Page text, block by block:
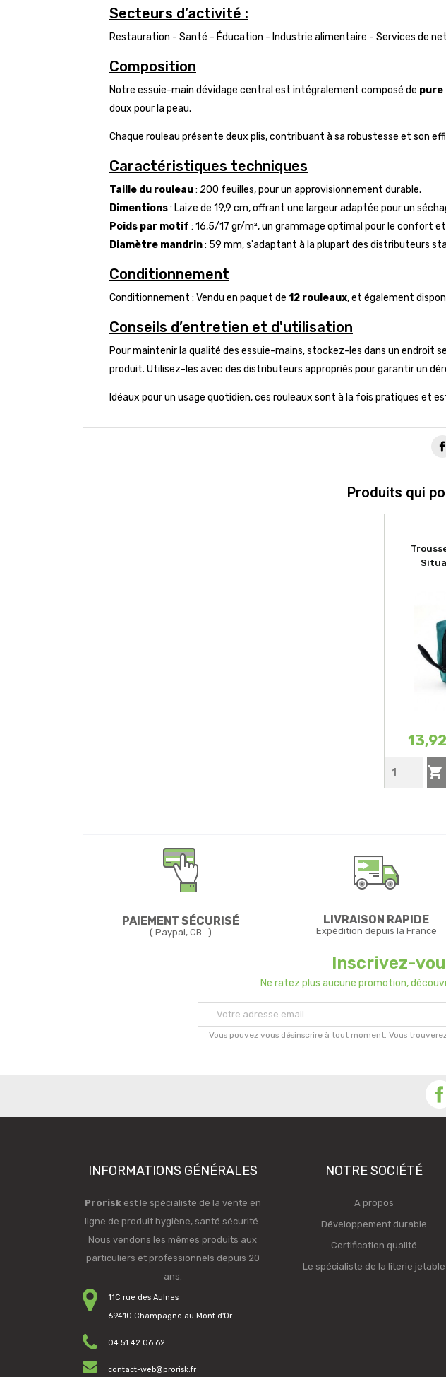
Secteurs d’activité :
Restauration - Santé - Éducation - Industrie alimentaire - Services de
Composition
Notre essuie-main dévidage central est intégralement composé de pure
doux pour la peau.
Chaque rouleau présente deux plis, contribuant à sa robustesse et son
Caractéristiques techniques
Taille du rouleau: 200 feuilles, pour un approvisionnement durable.
Dimentions: Laize de 19,9 cm, offrant une largeur adaptée pour un
Poids par motif : 16,5/17 gr/m², un grammage optimal pour le confort
Diamètre mandrin: 59 mm, s'adaptant à la plupart des distributeurs
Conditionnement
Conditionnement : Vendu en paquet de 12 rouleaux, et également
Conseils d’entretien et d'utilisation
Pour maintenir la qualité des essuie-mains, stockez-les dans un endroit
produit. Utilisez-les avec des distributeurs appropriés pour garantir un
Idéaux pour un usage quotidien, ces rouleaux sont à la fois pratiques
Produits qui

PAIEMENT SÉCURISÉ
( Paypal, CB...)
LIVRAISON RAPIDE
Expédition depuis la France
Inscrivez-
Ne ratez plus aucune promotion,
Vous pouvez vous désinscrire à tout moment. Vous
INFORMATIONS GÉNÉRALES
Proriskest le spécialiste de la vente en
ligne de produit hygiène, santé sécurité.
Nous vendons les mêmes produits aux
particuliers et professionnels depuis 20
ans.
11C rue des Aulnes
69410 Champagne au Mont d'Or
04 51 42 06 62
contact-web@prorisk.fr
NOTRE SOCIÉTÉ
A propos
Développement durable
Certification qualité
Le spécialiste de la literie jetable